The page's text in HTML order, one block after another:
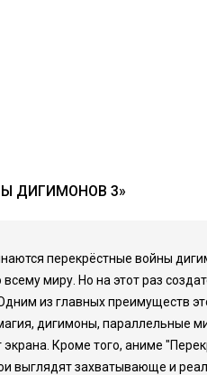
ДИГИМОНОВ 3»
перекрёстные войны
миру. Но на этот раз
из главных преимуществ
дигимоны, параллельные
Кроме того, аниме
захватывающе и